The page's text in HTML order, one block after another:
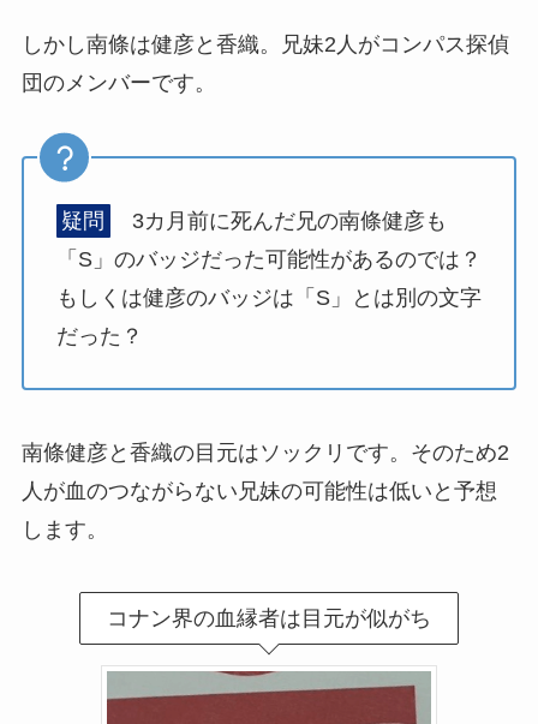
しかし南條は健彦と香織。兄妹2人がコンパス探偵
団のメンバーです。
疑問
3カ月前に死んだ兄の南條健彦も
「S」のバッジだった可能性があるのでは？
もしくは健彦のバッジは「S」とは別の文字
だった？
南條健彦と香織の目元はソックリです。そのため2
人が血のつながらない兄妹の可能性は低いと予想
します。
コナン界の血縁者は目元が似がち